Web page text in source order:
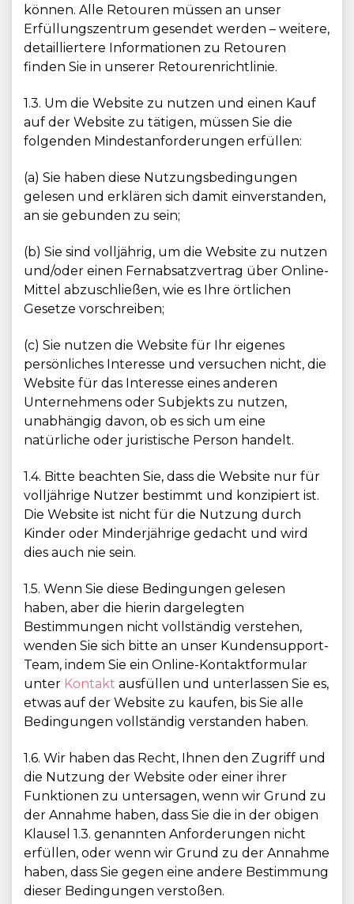
können. Alle Retouren müssen an unser
Erfüllungszentrum gesendet werden – weitere,
detailliertere Informationen zu Retouren
finden Sie in unserer Retourenrichtlinie.
1.3. Um die Website zu nutzen und einen Kauf
auf der Website zu tätigen, müssen Sie die
folgenden Mindestanforderungen erfüllen:
(a) Sie haben diese Nutzungsbedingungen
gelesen und erklären sich damit einverstanden,
an sie gebunden zu sein;
(b) Sie sind volljährig, um die Website zu nutzen
und/oder einen Fernabsatzvertrag über Online-
Mittel abzuschließen, wie es Ihre örtlichen
Gesetze vorschreiben;
(c) Sie nutzen die Website für Ihr eigenes
persönliches Interesse und versuchen nicht, die
Website für das Interesse eines anderen
Unternehmens oder Subjekts zu nutzen,
unabhängig davon, ob es sich um eine
natürliche oder juristische Person handelt.
1.4. Bitte beachten Sie, dass die Website nur für
volljährige Nutzer bestimmt und konzipiert ist.
Die Website ist nicht für die Nutzung durch
Kinder oder Minderjährige gedacht und wird
dies auch nie sein.
1.5. Wenn Sie diese Bedingungen gelesen
haben, aber die hierin dargelegten
Bestimmungen nicht vollständig verstehen,
wenden Sie sich bitte an unser Kundensupport-
Team, indem Sie ein Online-Kontaktformular
unter Kontakt ausfüllen und unterlassen Sie es,
etwas auf der Website zu kaufen, bis Sie alle
Bedingungen vollständig verstanden haben.
1.6. Wir haben das Recht, Ihnen den Zugriff und
die Nutzung der Website oder einer ihrer
Funktionen zu untersagen, wenn wir Grund zu
der Annahme haben, dass Sie die in der obigen
Klausel 1.3. genannten Anforderungen nicht
erfüllen, oder wenn wir Grund zu der Annahme
haben, dass Sie gegen eine andere Bestimmung
dieser Bedingungen verstoßen.